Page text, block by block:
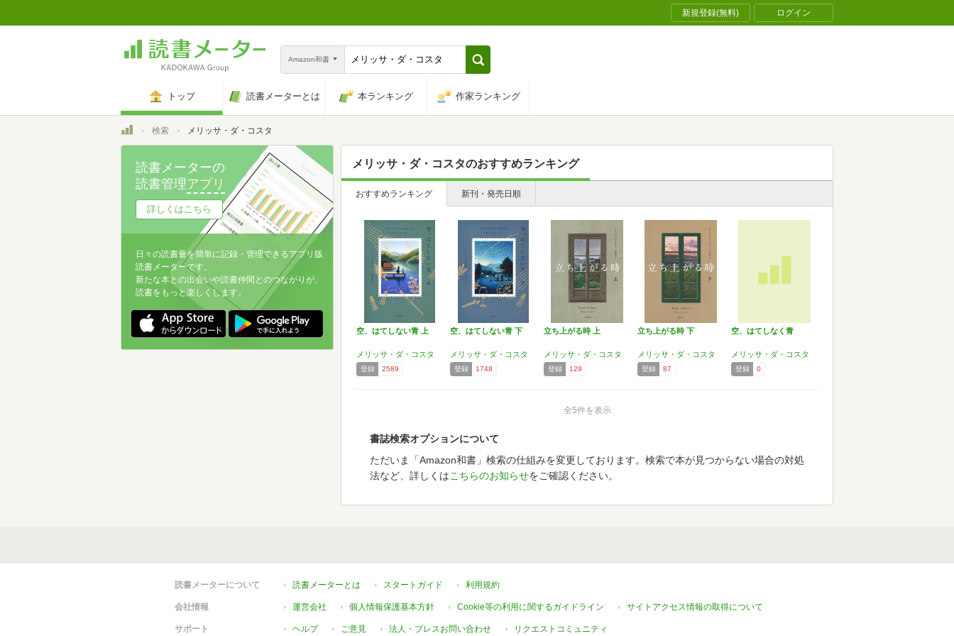
新規登録(無料) ログイン
Amazon和書
トップ 読書メーターとは 本ランキング 作家ランキング
トップ検索 メリッサ・ダ・コスタ
メリッサ・ダ・コスタのおすすめランキング
おすすめランキング 新刊・発売日順
空、はてしない青 上
メリッサ・ダ・コスタ
登録 2589
空、はてしない青 下
メリッサ・ダ・コスタ
登録 1748
立ち上がる時 上
メリッサ・ダ・コスタ
登録 129
立ち上がる時 下
メリッサ・ダ・コスタ
登録 87
空、はてしなく青
メリッサ・ダ・コスタ
登録 0
全5件を表示
書誌検索オプションについて
ただいま「Amazon和書」検索の仕組みを変更しております。検索で本が見つからない場合の対処
法など、詳しくはこちらのお知らせをご確認ください。
読書メーターの
読書管理アプリ
詳しくはこちら
日々の読書量を簡単に記録・管理できるアプリ版
読書メーターです。
新たな本との出会いや読書仲間とのつながりが、
読書をもっと楽しくします。
読書メーターについて 読書メーターとは スタートガイド 利用規約
会社情報 運営会社 個人情報保護基本方針 Cookie等の利用に関するガイドライン サイトアクセス情報の取得について
サポート ヘルプ ご意見 法人・プレスお問い合わせ リクエストコミュニティ